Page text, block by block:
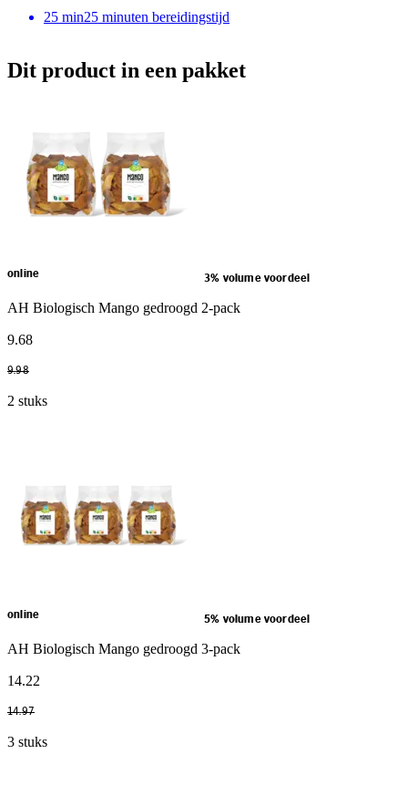
25 min25 minuten bereidingstijd
Dit product in een pakket
online 3% volume voordeel
AH Biologisch Mango gedroogd 2-pack
9.68
9.98
2 stuks
online 5% volume voordeel
AH Biologisch Mango gedroogd 3-pack
14.22
14.97
3 stuks